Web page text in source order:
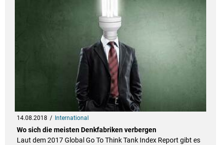
14.08.2018 International
Wo sich die meisten Denkfabriken verbergen
Laut dem 2017 Global Go To Think Tank Index Report gibt es